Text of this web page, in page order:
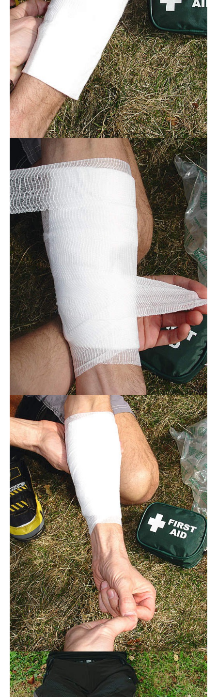
Actualités
Technologies
Tests de produits
Conseils
Tendances
Tous nos articles
À propos